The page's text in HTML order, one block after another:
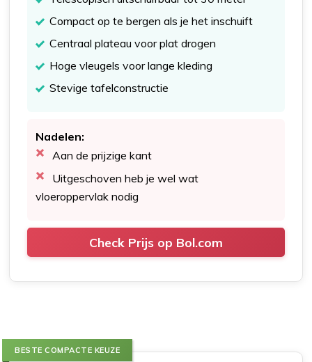
Compact op te bergen als je het inschuift
Centraal plateau voor plat drogen
Hoge vleugels voor lange kleding
Stevige tafelconstructie
Nadelen:
Aan de prijzige kant
Uitgeschoven heb je wel wat
vloeroppervlak nodig
Check Prijs op Bol.com
BESTE COMPACTE KEUZE